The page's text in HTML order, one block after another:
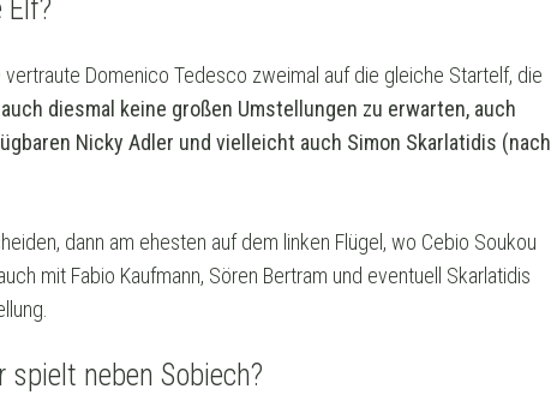
Domenico Tedesco zweimal auf die gleiche Startelf, die
diesmal keine großen Umstellungen zu erwarten, auch
Nicky Adler und vielleicht auch Simon Skarlatidis (nach
dann am ehesten auf dem linken Flügel, wo Cebio Soukou
mit Fabio Kaufmann, Sören Bertram und eventuell Skarlatidis
neben Sobiech?